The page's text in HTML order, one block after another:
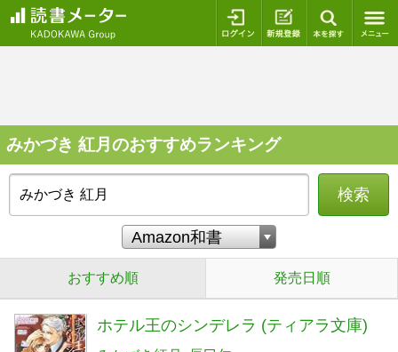
ログイン 新規登録
みかづき 紅月のおすすめランキング
検索
おすすめ順 発売日順
ホテル王のシンデレラ (ティアラ文庫)